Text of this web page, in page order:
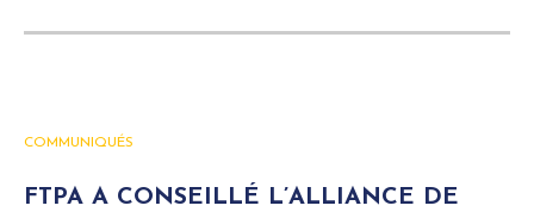
COMMUNIQUÉS
FTPA A CONSEILLÉ L’ALLIANCE DE